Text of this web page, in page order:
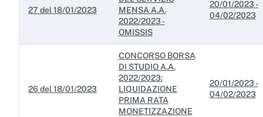
27 del 18/01/2023
MENSA A.A.
2022/2023 -
OMISSIS
20/01/2023 -
04/02/2023
26 del 18/01/2023
CONCORSO BORSA
DI STUDIO A.A.
2022/2023:
LIQUIDAZIONE
PRIMA RATA
MONETIZZAZIONE
20/01/2023 -
04/02/2023